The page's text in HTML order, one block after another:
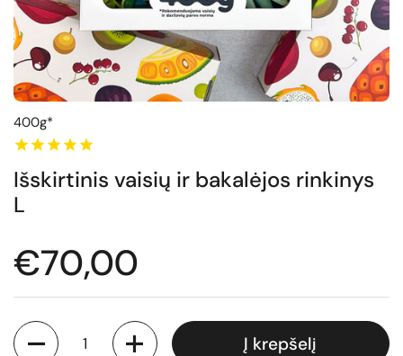
400g*
Išskirtinis vaisių ir bakalėjos rinkinys
L
Normali kaina
€70,00
Kiekis
Į krepšelį